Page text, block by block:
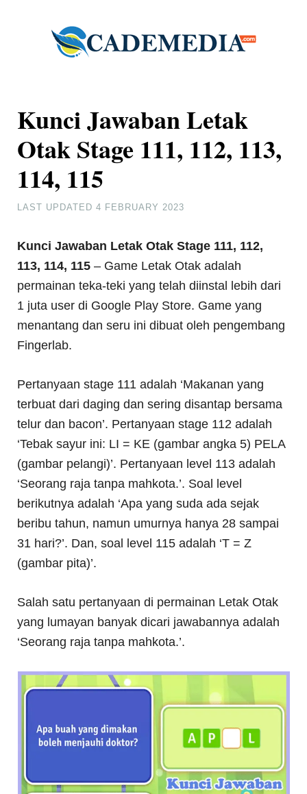
Kunci Jawaban Letak
Otak Stage 111, 112, 113,
114, 115
LAST UPDATED4 FEBRUARY 2023
Kunci Jawaban Letak Otak Stage 111, 112,
113, 114, 115 – Game Letak Otak adalah
permainan teka-teki yang telah diinstal lebih dari
1 juta user di Google Play Store. Game yang
menantang dan seru ini dibuat oleh pengembang
Fingerlab.
Pertanyaan stage 111 adalah ‘Makanan yang
terbuat dari daging dan sering disantap bersama
telur dan bacon’. Pertanyaan stage 112 adalah
‘Tebak sayur ini: LI = KE (gambar angka 5) PELA
(gambar pelangi)’. Pertanyaan level 113 adalah
‘Seorang raja tanpa mahkota.’. Soal level
berikutnya adalah ‘Apa yang suda ada sejak
beribu tahun, namun umurnya hanya 28 sampai
31 hari?’. Dan, soal level 115 adalah ‘T = Z
(gambar pita)’.
Salah satu pertanyaan di permainan Letak Otak
yang lumayan banyak dicari jawabannya adalah
‘Seorang raja tanpa mahkota.’.